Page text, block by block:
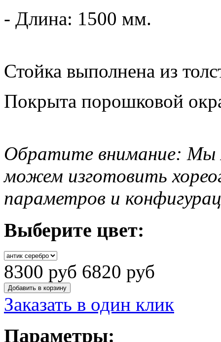
- Длина: 1500 мм.
Стойка выполнена из
Покрыта порошковой
Обратите внимание: Мы
можем изготовить
параметров и
Выберите цвет:
8300 руб 6820 руб
Заказать в один клик
Параметры: